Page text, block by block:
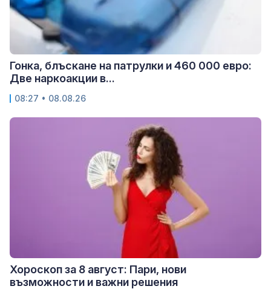
Гонка, блъскане на патрулки и 460 000 евро:
Две наркоакции в...
08:27 • 08.08.26
Хороскоп за 8 август: Пари, нови
възможности и важни решения